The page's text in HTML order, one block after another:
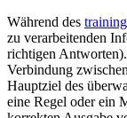
Während des training
zu verarbeitenden
richtigen
Verbindung
Hauptziel des
eine Regel oder ein